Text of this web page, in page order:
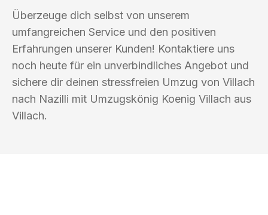
Überzeuge dich selbst von unserem
umfangreichen Service und den positiven
Erfahrungen unserer Kunden! Kontaktiere uns
noch heute für ein unverbindliches Angebot und
sichere dir deinen stressfreien Umzug von Villach
nach Nazilli mit Umzugskönig Koenig Villach aus
Villach.